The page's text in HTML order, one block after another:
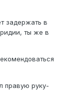
задержать в
ты же в
правую руку-